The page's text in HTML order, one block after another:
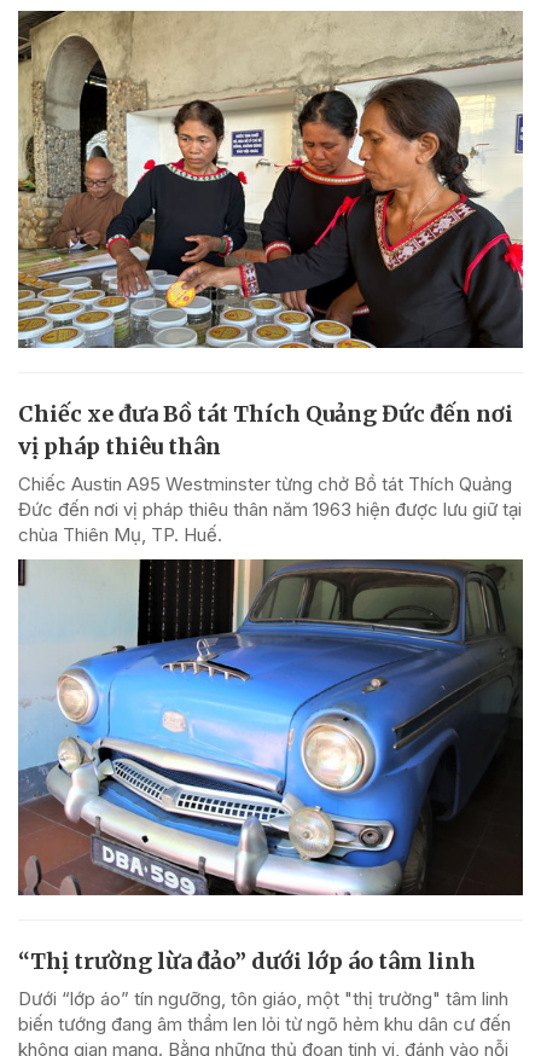
Chiếc xe đưa Bồ tát Thích Quảng Đức đến nơi
vị pháp thiêu thân
Chiếc Austin A95 Westminster từng chở Bồ tát Thích Quảng
Đức đến nơi vị pháp thiêu thân năm 1963 hiện được lưu giữ tại
chùa Thiên Mụ, TP. Huế.
“Thị trường lừa đảo” dưới lớp áo tâm linh
Dưới “lớp áo” tín ngưỡng, tôn giáo, một "thị trường" tâm linh
biến tướng đang âm thầm len lỏi từ ngõ hẻm khu dân cư đến
không gian mạng. Bằng những thủ đoạn tinh vi, đánh vào nỗi